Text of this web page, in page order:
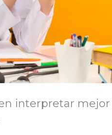
interpretar mejor